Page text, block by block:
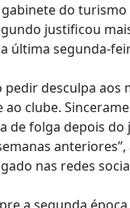
do turismo
justificou
última segunda-
desculpa aos
ao clube.
de folga depois do
nas redes